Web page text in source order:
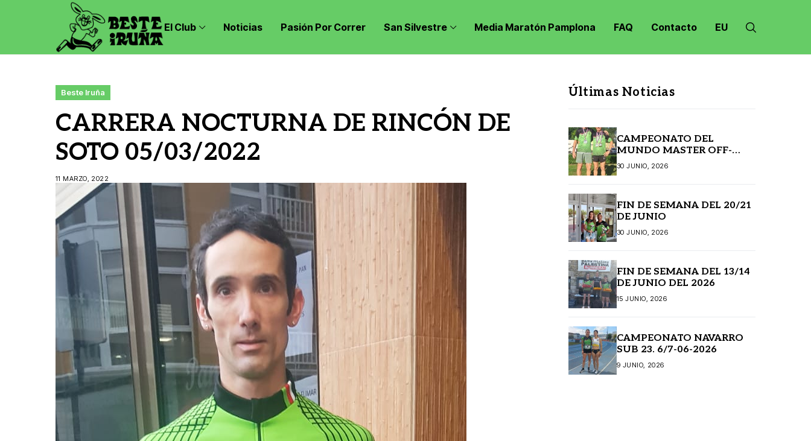
El Club Noticias Pasión Por Correr San Silvestre Media Maratón Pamplona FAQ Contacto EU
Beste Iruña
CARRERA NOCTURNA DE RINCÓN DE
SOTO 05/03/2022
11 MARZO, 2022
Últimas Noticias
CAMPEONATO DEL
MUNDO MASTER OFF-
ROAD JANSKE LAZNE
(REPÚBLICA CHECA)
30 JUNIO, 2026
FIN DE SEMANA DEL 20/21
DE JUNIO
30 JUNIO, 2026
FIN DE SEMANA DEL 13/14
DE JUNIO DEL 2026
15 JUNIO, 2026
CAMPEONATO NAVARRO
SUB 23. 6/7-06-2026
9 JUNIO, 2026